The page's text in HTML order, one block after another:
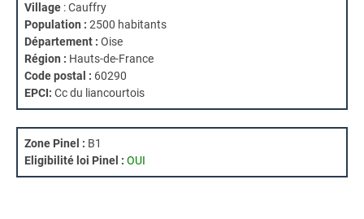
Village : Cauffry
Population : 2500 habitants
Département : Oise
Région : Hauts-de-France
Code postal : 60290
EPCI: Cc du liancourtois
Zone Pinel : B1
Eligibilité loi Pinel : OUI